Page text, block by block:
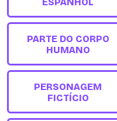
PARTE DO CORPO
HUMANO
PERSONAGEM
FICTÍCIO